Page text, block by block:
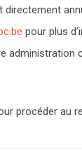
directement
pour plus
administration
procéder au